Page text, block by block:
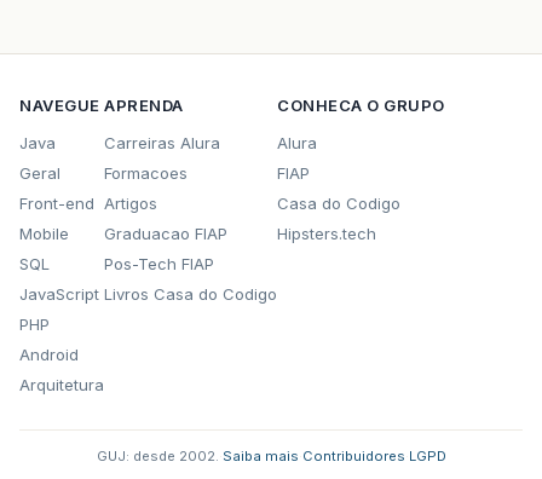
NAVEGUE
Java
Geral
Front-end
Mobile
SQL
JavaScript
PHP
Android
Arquitetura
APRENDA
Carreiras Alura
Formacoes
Artigos
Graduacao FIAP
Pos-Tech FIAP
Livros Casa do Codigo
CONHECA O GRUPO
Alura
FIAP
Casa do Codigo
Hipsters.tech
GUJ: desde 2002. Saiba mais Contribuidores LGPD